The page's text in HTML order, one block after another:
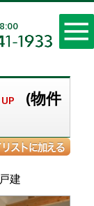
産 別荘
UP
(物件
建